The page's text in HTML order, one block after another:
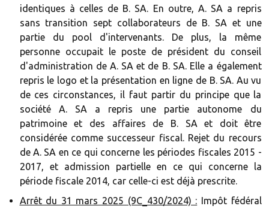
identiques à celles de B. SA. En outre, A. SA a repris
sans transition sept collaborateurs de B. SA et une
partie du pool d'intervenants. De plus, la même
personne occupait le poste de président du conseil
d'administration de A. SA et de B. SA. Elle a également
repris le logo et la présentation en ligne de B. SA. Au vu
de ces circonstances, il faut partir du principe que la
société A. SA a repris une partie autonome du
patrimoine et des affaires de B. SA et doit être
considérée comme successeur fiscal. Rejet du recours
de A. SA en ce qui concerne les périodes fiscales 2015 -
2017, et admission partielle en ce qui concerne la
période fiscale 2014, car celle-ci est déjà prescrite.
Arrêt du 31 mars 2025 (9C_430/2024) : Impôt fédéral